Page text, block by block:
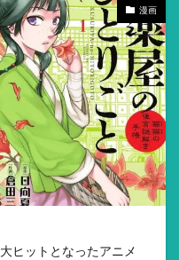
漫画
ヒットとなったアニメ